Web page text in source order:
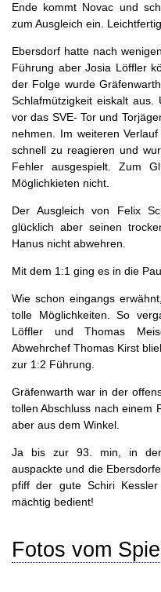
Ende kommt Novac und
zum Ausgleich ein.
Ebersdorf hatte nach
Führung aber Josia Löffler
der Folge wurde
Schlafmützigkeit eiskalt
vor das SVE- Tor und
nehmen. Im weiteren
schnell zu reagieren und
Fehler ausgespielt. Zum
Möglichkieten nicht.
Der Ausgleich von Felix
glücklich aber seinen
Hanus nicht abwehren.
Mit dem 1:1 ging es in die
Wie schon eingangs
tolle Möglichkeiten. So
Löffler und Thomas
Abwehrchef Thomas Kirst
zur 1:2 Führung.
Gräfenwarth war in der
tollen Abschluss nach einem
aber aus dem Winkel.
Ja bis zur 93. min, in der
auspackte und die
pfiff der gute Schiri
mächtig bedient!
Fotos vom Spiel